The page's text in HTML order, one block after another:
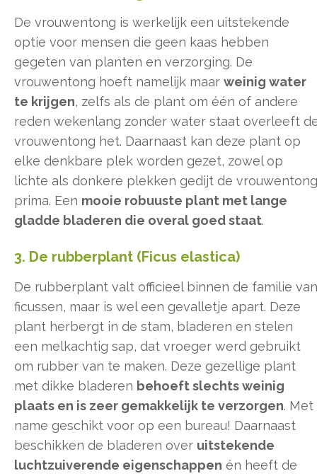
De vrouwentong is werkelijk een uitstekende
optie voor mensen die geen kaas hebben
gegeten van planten en verzorging. De
vrouwentong hoeft namelijk maar weinig water
te krijgen, zelfs als de plant om één of andere
reden wekenlang zonder water staat overleeft
vrouwentong het. Daarnaast kan deze plant op
elke denkbare plek worden gezet, zowel op
lichte als donkere plekken gedijt de vrouwentong
prima. Een mooie robuuste plant met lange
gladde bladeren die overal goed staat.
3. De rubberplant (Ficus elastica)
De rubberplant valt officieel binnen de familie van
ficussen, maar is wel een gevalletje apart. Deze
plant herbergt in de stam, bladeren en stelen
een melkachtig sap, dat vroeger werd gebruikt
om rubber van te maken. Deze gezellige plant
met dikke bladeren behoeft slechts weinig
plaats en is zeer gemakkelijk te verzorgen. Met
name geschikt voor op een bureau! Daarnaast
beschikken de bladeren over uitstekende
luchtzuiverende eigenschappen én heeft de